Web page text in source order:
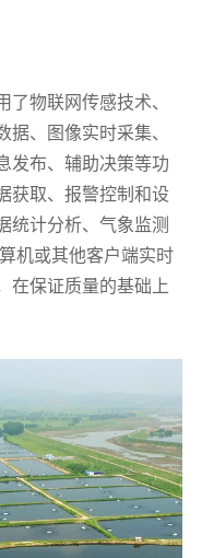
物联网传感技术、
、图像实时采集、
发布、辅助决策等功
获取、报警控制和设
统计分析、气象监测
机或其他客户端实时
在保证质量的基础上